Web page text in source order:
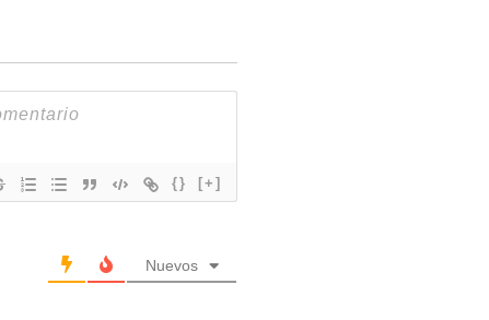
{} [+]
Nuevos